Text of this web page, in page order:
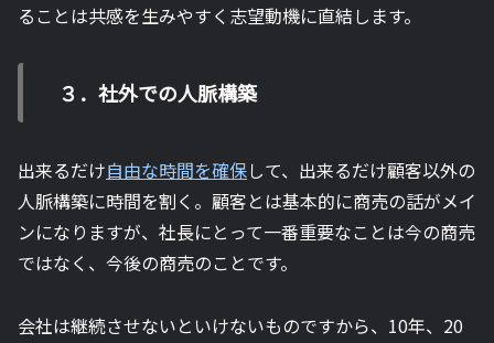
ることは共感を生みやすく志望動機に直結します。
３．社外での人脈構築
出来るだけ自由な時間を確保して、出来るだけ顧客以外の
人脈構築に時間を割く。顧客とは基本的に商売の話がメイ
ンになりますが、社長にとって一番重要なことは今の商売
ではなく、今後の商売のことです。
会社は継続させないといけないものですから、10年、20